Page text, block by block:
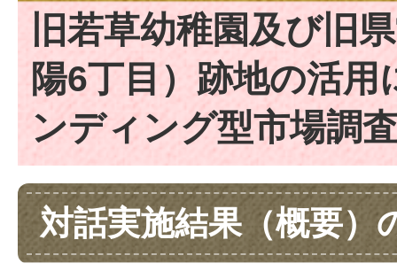
旧若草幼稚園及び旧
陽6丁目）跡地の活用
ンディング型市場調
対話実施結果（概要）